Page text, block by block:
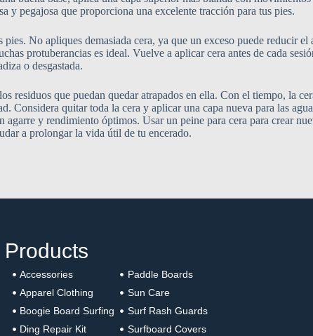
y pegajosa que proporciona una excelente tracción para tus pies.
No apliques demasiada cera, ya que un exceso puede reducir el
protuberancias es ideal. Vuelve a aplicar cera antes de cada
o desgastada.
residuos que puedan quedar atrapados en ella. Con el tiempo, la
Considera quitar toda la cera y aplicar una capa nueva para las
agarre y rendimiento óptimos. Usar un peine para cera para crear
a prolongar la vida útil de tu encerado.
Products
Accessories
Apparel Clothing
Boogie Board Surfing
Ding Repair Kit
Paddle Boards
Sun Care
Surf Rash Guards
Surfboard Covers